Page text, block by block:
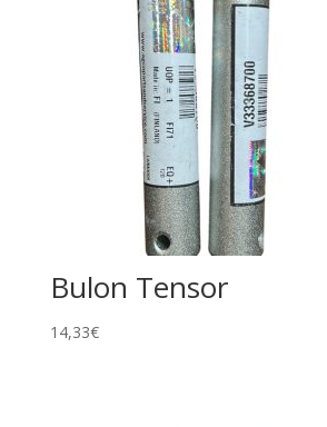
Bulon Tensor
14,33€